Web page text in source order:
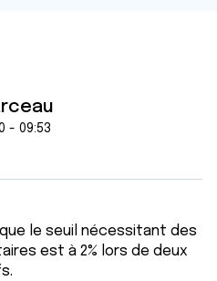
- 09:53
le seuil nécessitant des
est à 2% lors de deux